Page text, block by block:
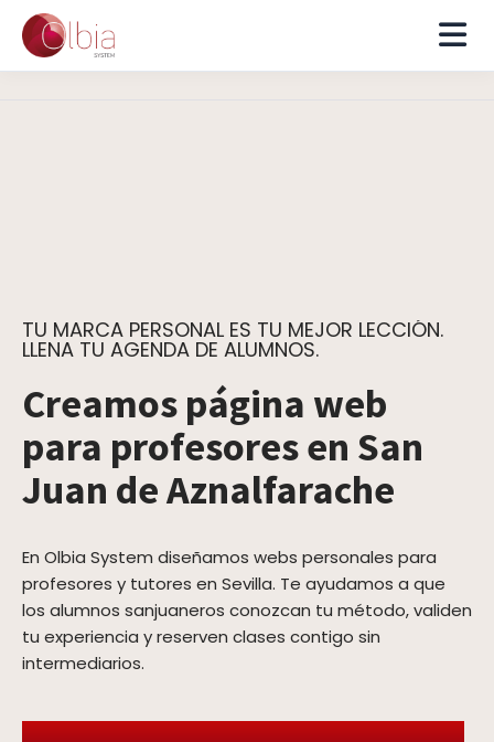
TU MARCA PERSONAL ES TU MEJOR LECCIÓN.
LLENA TU AGENDA DE ALUMNOS.
Creamos página web
para profesores en San
Juan de Aznalfarache
En Olbia System diseñamos webs personales para
profesores y tutores en Sevilla. Te ayudamos a que
los alumnos sanjuaneros conozcan tu método, validen
tu experiencia y reserven clases contigo sin
intermediarios.